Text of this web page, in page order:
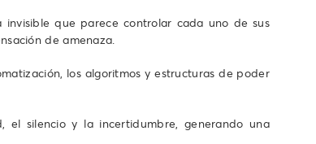
que parece controlar cada uno de sus
de amenaza.
los algoritmos y estructuras de poder
el silencio y la incertidumbre, generando una